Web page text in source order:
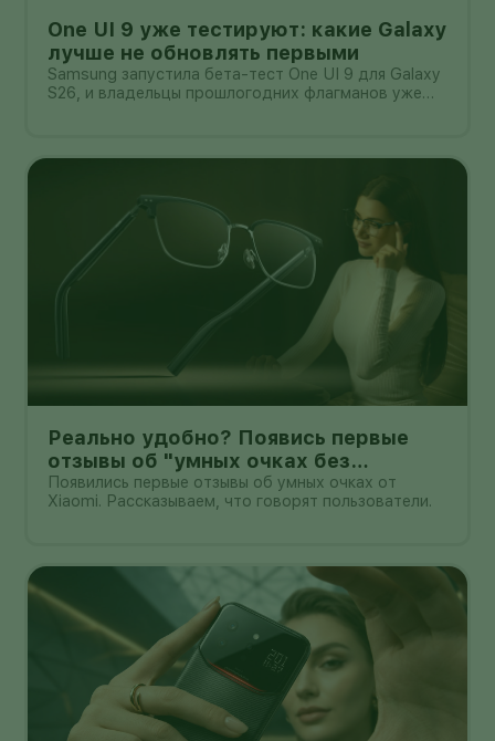
One UI 9 уже тестируют: какие Galaxy
лучше не обновлять первыми
Samsung запустила бета-тест One UI 9 для Galaxy
S26, и владельцы прошлогодних флагманов уже
Реально удобно? Появись первые
отзывы об "умных очках без
дисплея" от Xioami
Появились первые отзывы об умных очках от
Xiaomi. Рассказываем, что говорят пользователи.